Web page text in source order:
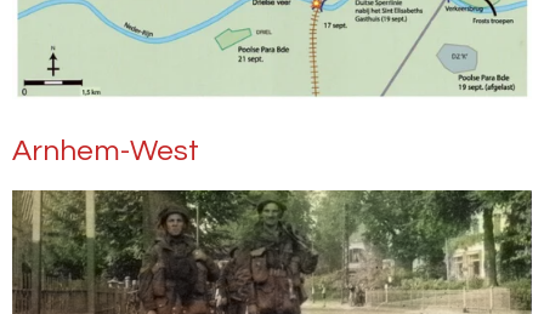
Arnhem-West